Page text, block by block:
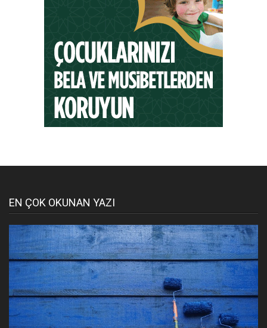
EN ÇOK OKUNAN YAZI